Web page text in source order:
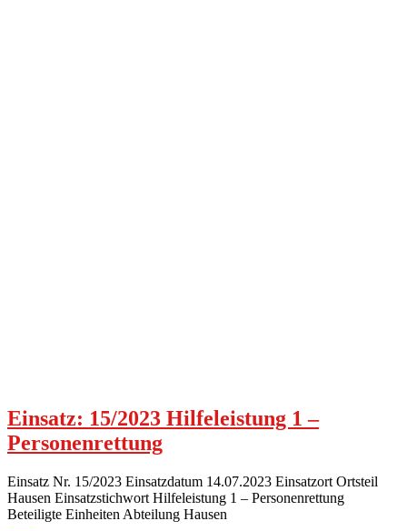
Einsatz: 15/2023 Hilfeleistung 1 –
Personenrettung
Einsatz Nr. 15/2023 Einsatzdatum 14.07.2023 Einsatzort Ortsteil
Hausen Einsatzstichwort Hilfeleistung 1 – Personenrettung
Beteiligte Einheiten Abteilung Hausen